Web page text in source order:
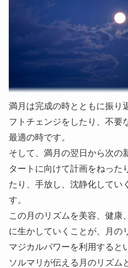
満月は完成の時とともに振り
フトチェンジをしたり、不要
最適の時です。
そして、満月の翌日から次の
タートに向けて計画をねった
たり、手放し、沈静化してい
す。
この月のリズムを美容、健康
に生かしていくことが、月の
マジカルパワーを利用すると
ソルマリが伝える月のリズム